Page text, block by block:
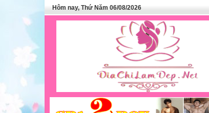
Hôm nay, Thứ Năm 06/08/2026